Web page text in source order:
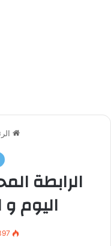
الرابطة
اليوم و